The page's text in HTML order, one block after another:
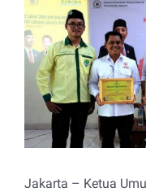
Larger
Image
Jakarta – Ketua